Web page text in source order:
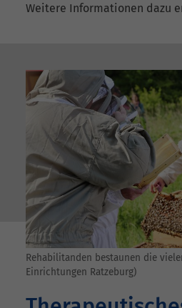
Weitere Informationen dazu
Rehabilitanden bestaunen die
Einrichtungen Ratzeburg)